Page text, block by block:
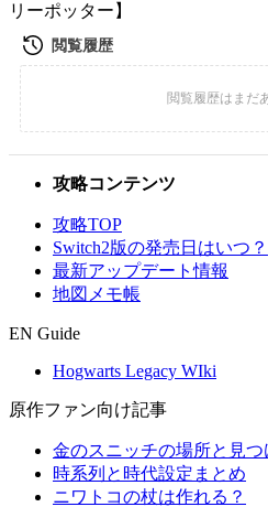
リーポッター】
攻略コンテンツ
攻略TOP
Switch2版の発売日はいつ？
最新アップデート情報
地図メモ帳
EN Guide
Hogwarts Legacy WIki
原作ファン向け記事
金のスニッチの場所と見つ
時系列と時代設定まとめ
ニワトコの杖は作れる？